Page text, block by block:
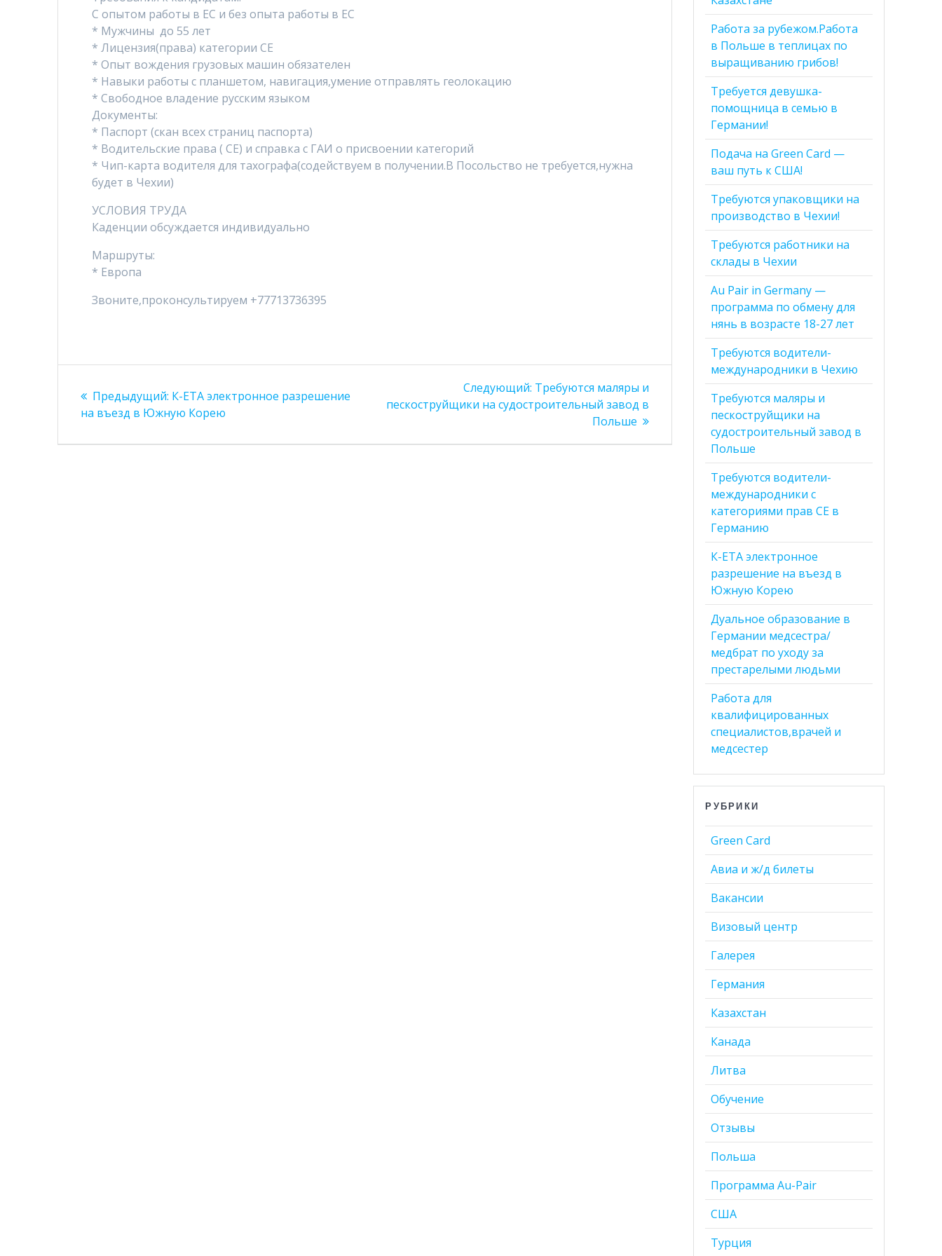
С опытом работы в ЕС и без опыта работы в ЕС
* Мужчины до 55 лет
* Лицензия(права) категории CE
* Опыт вождения грузовых машин обязателен
* Навыки работы с планшетом, навигация,умение отправлять геолокацию
* Свободное владение русским языком
Документы:
* Паспорт (скан всех страниц паспорта)
* Водительские права ( CE) и справка с ГАИ о присвоении категорий
* Чип-карта водителя для тахографа(содействуем в получении.В Посольство не требуется,нужна
будет в Чехии)
УСЛОВИЯ ТРУДА
Каденции обсуждается индивидуально
Маршруты:
* Европа
Звоните,проконсультируем +77713736395
по
записям
Предыдущий: Предыдущая
запись:
К-ЕТА электронное разрешение
на въезд в Южную Корею
Следующий: Следующая
запись:
Требуются маляры и
пескоструйщики на судостроительный завод в
Польше
Работа за рубежом.Работа
в Польше в теплицах по
выращиванию грибов!
Требуется девушка-
помощница в семью в
Германии!
Подача на Green Card —
ваш путь к США!
Требуются упаковщики на
производство в Чехии!
Требуются работники на
склады в Чехии
Au Pair in Germany —
программа по обмену для
нянь в возрасте 18-27 лет
Требуются водители-
международники в Чехию
Требуются маляры и
пескоструйщики на
судостроительный завод в
Польше
Требуются водители-
международники с
категориями прав CE в
Германию
К-ЕТА электронное
разрешение на въезд в
Южную Корею
Дуальное образование в
Германии медсестра/
медбрат по уходу за
престарелыми людьми
Работа для
квалифицированных
специалистов,врачей и
медсестер
РУБРИКИ
Green Card
Авиа и ж/д билеты
Вакансии
Визовый центр
Галерея
Германия
Казахстан
Канада
Литва
Обучение
Отзывы
Польша
Программа Au-Pair
США
Турция